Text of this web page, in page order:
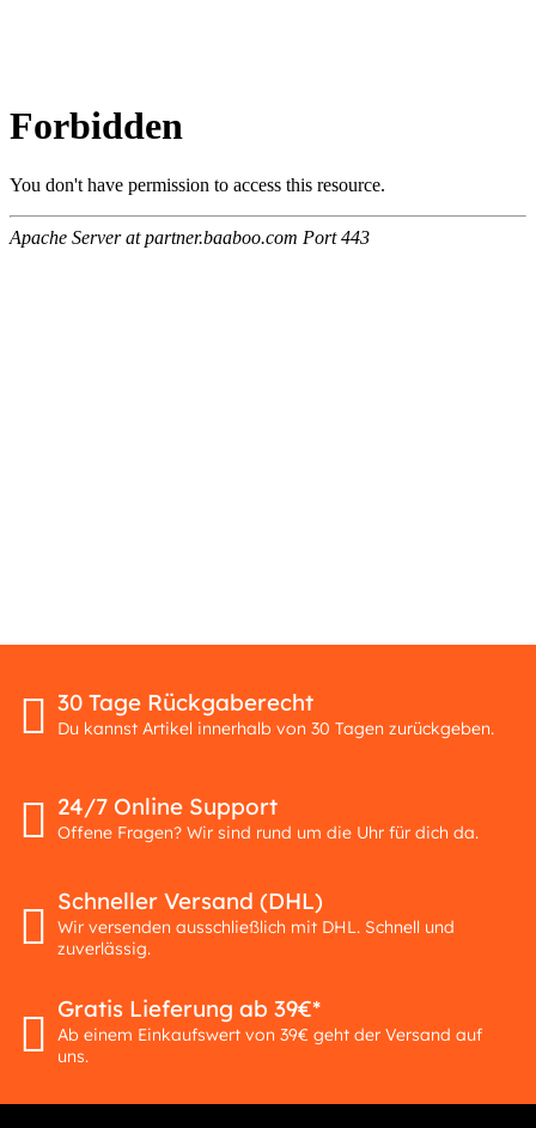
30 Tage Rückgaberecht
Du kannst Artikel innerhalb von 30 Tagen zurückgeben.
24/7 Online Support
Offene Fragen? Wir sind rund um die Uhr für dich da.
Schneller Versand (DHL)
Wir versenden ausschließlich mit DHL. Schnell und
zuverlässig.
Gratis Lieferung ab 39€*
Ab einem Einkaufswert von 39€ geht der Versand auf
uns.